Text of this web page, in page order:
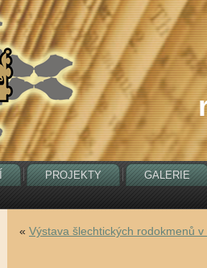
PROJEKTY
GALERIE
« Výstava šlechtických rodokmenů